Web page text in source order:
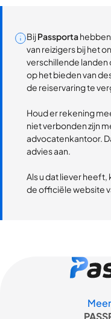
BijPassporta
van reizigers bij het
verschillende landen
op het bieden van
de reiservaring te
Houd er rekening
niet verbonden zijn
advocatenkantoor.
advies aan.
Als u dat liever heeft,
de officiële website